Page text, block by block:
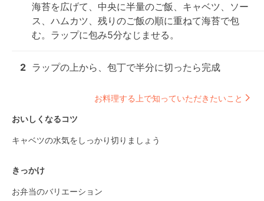
海苔を広げて、中央に半量のご飯、キャベツ、ソー
ス、ハムカツ、残りのご飯の順に重ねて海苔で包
む。ラップに包み5分なじませる。
2 ラップの上から、包丁で半分に切ったら完成
お料理する上で知っていただきたいこと
おいしくなるコツ
キャベツの水気をしっかり切りましょう
きっかけ
お弁当のバリエーション